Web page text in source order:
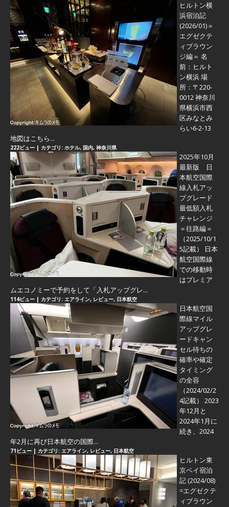
ヒルトン横
浜宿泊記
(2026/01)＝
エグゼクテ
ィブラウン
ジ編＝ 名
前：ヒルト
ン横浜 場
所：〒220-
0012 神奈川
県横浜市西
区みなとみ
らい6-2-13
地図はこちら...
222ビュー | カテゴリ: ホテル, 国内, 神奈川県
2025年10月
最新版 日
本航空国際
線入札アッ
プグレード
最低額入札
チャレンジ
＝往路編＝
（2025/10/1
5記載） 日本
航空国際線
での移動時
はプレミア
ムエコノミーで予約をして「入札アップグレ...
114ビュー | カテゴリ: エアライン, レビュー, 日本航空
日本航空国
際線マイル
アップグレ
ードキャン
セル待ちの
確率や確定
タイミング
の全容
（2024/02/2
4記載） 2023
年12月と
2024年1月に
続き、2024
年2月に再び日本航空の国際...
71ビュー | カテゴリ: エアライン, レビュー, 日本航空
ヒルトン東
京ベイ宿泊
記 (2024/08)
=エグゼクテ
ィブラウン